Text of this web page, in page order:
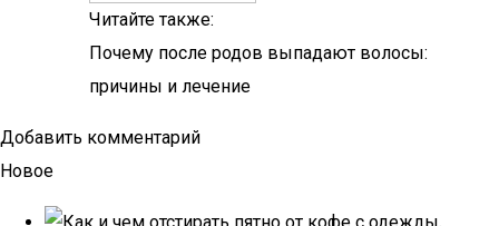
Читайте также:
Почему после родов выпадают волосы:
причины и лечение
Добавить комментарий
Новое